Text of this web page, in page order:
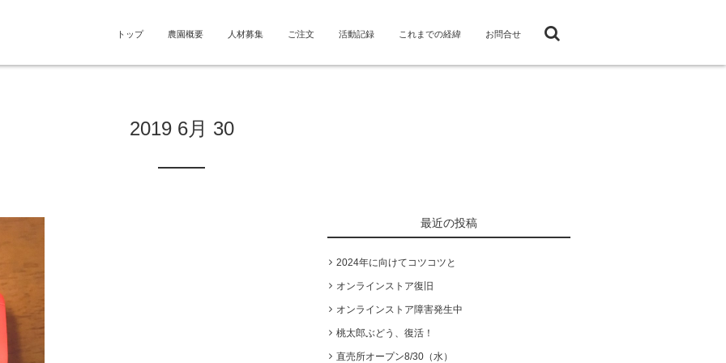
トップ 農園概要 人材募集 ご注文 活動記録 これまでの経緯 お問合せ
2019 6月 30
最近の投稿
2024年に向けてコツコツと
オンラインストア復旧
オンラインストア障害発生中
桃太郎ぶどう、復活！
直売所オープン8/30（水）